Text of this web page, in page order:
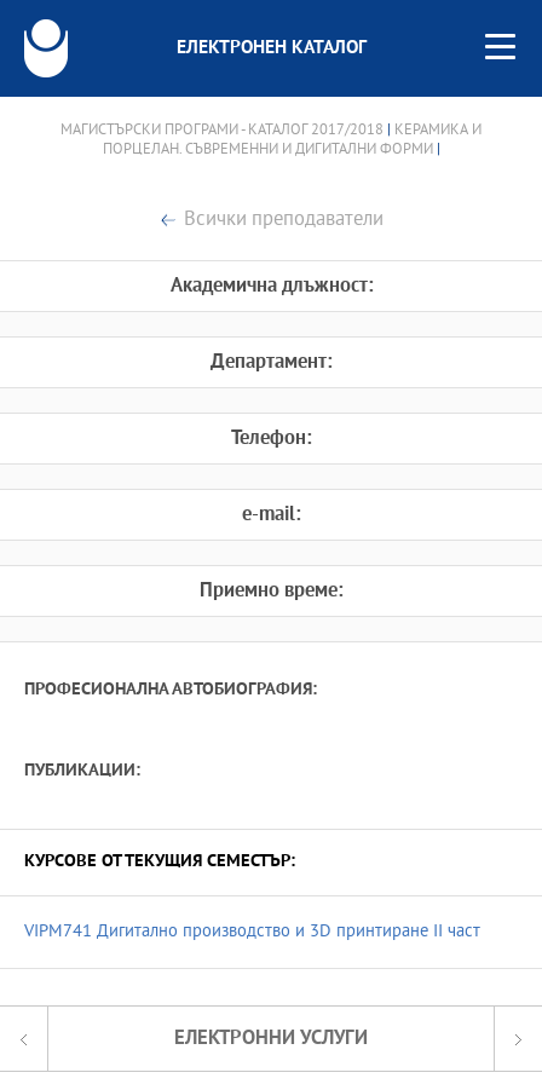
ЕЛЕКТРОНЕН КАТАЛОГ
МАГИСТЪРСКИ ПРОГРАМИ - КАТАЛОГ 2017/2018
КЕРАМИКА И
ПОРЦЕЛАН. СЪВРЕМЕННИ И ДИГИТАЛНИ ФОРМИ|
Всички преподаватели
Академична длъжност:
Департамент:
Телефон:
e-mail:
Приемно време:
ПРОФЕСИОНАЛНА АВТОБИОГРАФИЯ:
ПУБЛИКАЦИИ:
КУРСОВЕ ОТ ТЕКУЩИЯ СЕМЕСТЪР:
VIPM741 Дигитално производство и 3D принтиране ІІ част
ЕЛЕКТРОННИ УСЛУГИ